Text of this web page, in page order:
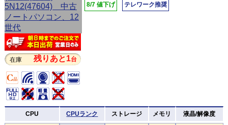
在庫 残りあと1台
8/7 値下げ テレワーク推奨
CPU CPUランク ストレージ メモリ 液晶/解像度